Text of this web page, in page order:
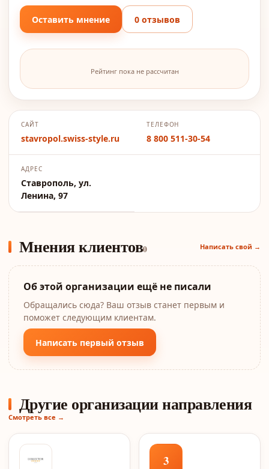
Оставить мнение 0 отзывов
Рейтинг пока не рассчитан
САЙТ
stavropol.swiss-style.ru
ТЕЛЕФОН
8 800 511-30-54
АДРЕС
Ставрополь, ул.
Ленина, 97
Мнения клиентов0 Написать свой →
Об этой организации ещё не писали
Обращались сюда? Ваш отзыв станет первым и
поможет следующим клиентам.
Написать первый отзыв
Другие организации направления
Смотреть все →
3